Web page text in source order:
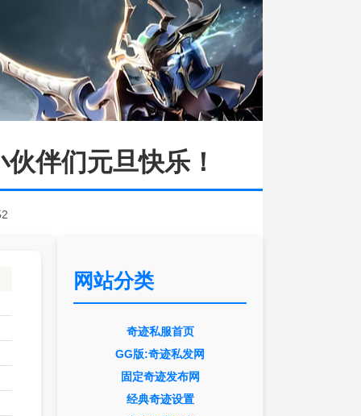
伴们元旦快乐！
网站分类
奇迹私服首页
GG版:奇迹私发网
固定奇迹发布网
经典奇迹设置